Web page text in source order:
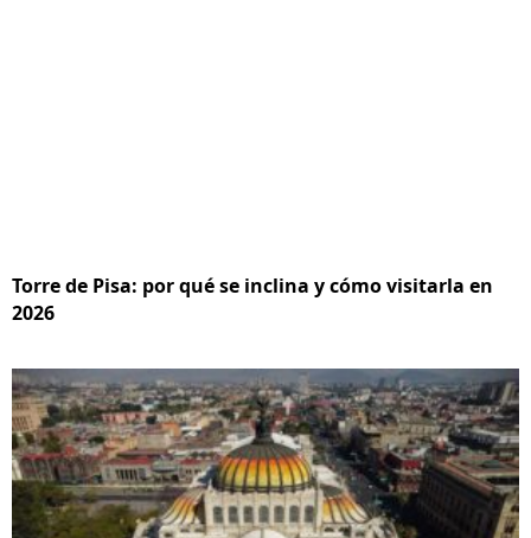
Torre de Pisa: por qué se inclina y cómo visitarla en
2026